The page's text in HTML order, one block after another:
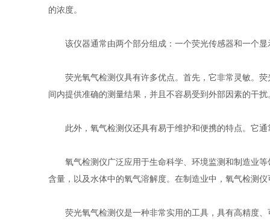
的浓度。
该仪器通常由两个部分组成：一个荧光传感器和一个显
荧光氧气检测仪具有许多优点。首先，它非常灵敏。荧
间内提供准确的测量结果，并且不容易受到外部因素的干扰
此外，氧气检测仪还具有易于维护和便携的特点。它通
氧气检测仪广泛应用于生命科学、环境监测和制造业等
含量，以及水体中的氧气溶解度。在制造业中，氧气检测
荧光氧气检测仪是一种非常实用的工具，具有高精度、